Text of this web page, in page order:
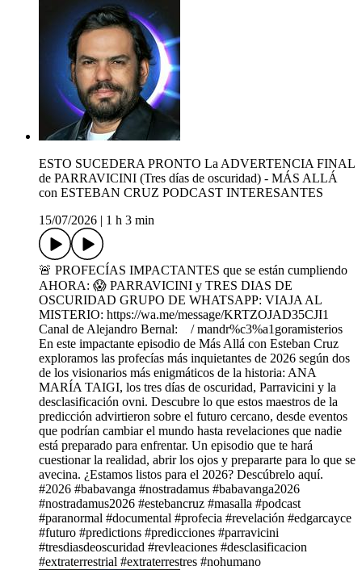
ESTO SUCEDERA PRONTO La ADVERTENCIA FINAL
de PARRAVICINI (Tres días de oscuridad) - MÁS ALLÁ
con ESTEBAN CRUZ PODCAST INTERESANTES
15/07/2026
1 h 3 min
🚨 PROFECÍAS IMPACTANTES que se están cumpliendo
AHORA: 😱 PARRAVICINI y TRES DIAS DE
OSCURIDAD GRUPO DE WHATSAPP: VIAJA AL
MISTERIO: https://wa.me/message/KRTZOJAD35CJI1
Canal de Alejandro Bernal: / mandr%c3%a1goramisterios
En este impactante episodio de Más Allá con Esteban Cruz
exploramos las profecías más inquietantes de 2026 según dos
de los visionarios más enigmáticos de la historia: ANA
MARÍA TAIGI, los tres días de oscuridad, Parravicini y la
desclasificación ovni. Descubre lo que estos maestros de la
predicción advirtieron sobre el futuro cercano, desde eventos
que podrían cambiar el mundo hasta revelaciones que nadie
está preparado para enfrentar. Un episodio que te hará
cuestionar la realidad, abrir los ojos y prepararte para lo que se
avecina. ¿Estamos listos para el 2026? Descúbrelo aquí.
#2026 #babavanga #nostradamus #babavanga2026
#nostradamus2026 #estebancruz #masalla #podcast
#paranormal #documental #profecia #revelación #edgarcayce
#futuro #predictions #predicciones #parravicini
#tresdiasdeoscuridad #revleaciones #desclasificacion
#extraterrestrial #extraterrestres #nohumano